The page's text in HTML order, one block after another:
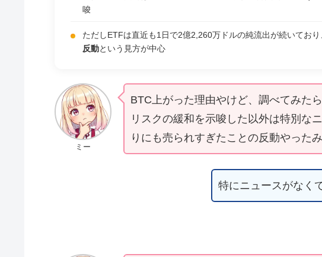
唆
ただしETFは直近も1日で2億2,260万ドルの純流出が続いてお
反動という見方が中心
ミー
BTC上がった理由やけど、調べてみた
リスクの緩和を示唆した以外は特別な
りにも売られすぎたことの反動やったみ
特にニュースがなく